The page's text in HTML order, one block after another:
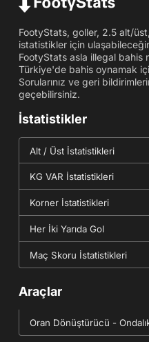
FootyStats, goller, 2.5 alt/
istatistikler için
FootyStats asla illegal bahis
Türkiye'de bahis oynamak
Sorularınız ve geri
geçebilirsiniz.
İstatistikler
Alt / Üst İstatistikleri
KG VAR İstatistikleri
Korner İstatistikleri
Her İki Yarıda Gol
Maç Skoru İstatistikleri
Araçlar
Oran Dönüştürücü -